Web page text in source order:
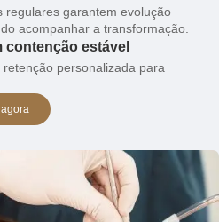
regulares garantem evolução
acompanhar a transformação.
contenção estável
personalizada para